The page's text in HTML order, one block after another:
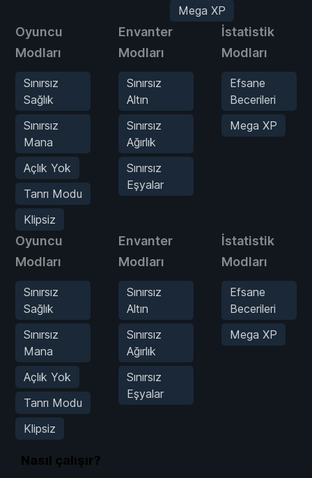
Mega XP
Oyuncu
Modları
Sınırsız
Sağlık
Sınırsız
Mana
Açlık Yok
Tanrı Modu
Klipsiz
Envanter
Modları
Sınırsız
Altın
Sınırsız
Ağırlık
Sınırsız
Eşyalar
İstatistik
Modları
Efsane
Becerileri
Mega XP
Oyuncu
Modları
Sınırsız
Sağlık
Sınırsız
Mana
Açlık Yok
Tanrı Modu
Klipsiz
Envanter
Modları
Sınırsız
Altın
Sınırsız
Ağırlık
Sınırsız
Eşyalar
İstatistik
Modları
Efsane
Becerileri
Mega XP
Nasıl çalışır?